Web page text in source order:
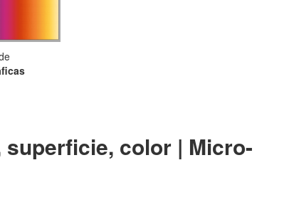
color | Micro-